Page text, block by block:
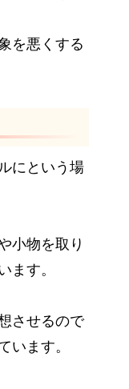
を悪くする
にという場
小物を取り
ます。
させるので
います。